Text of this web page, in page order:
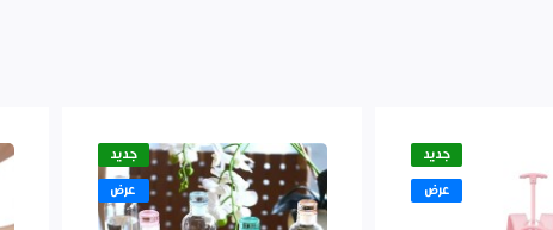
جديد
عرض
جديد
عرض